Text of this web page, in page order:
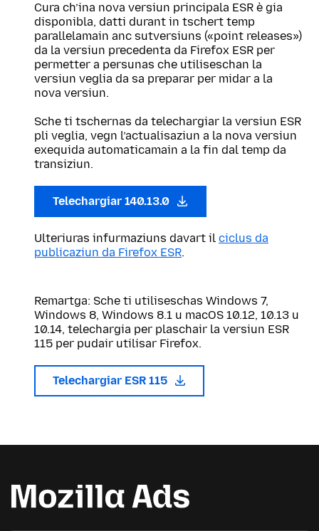
Cura ch’ina nova versiun principala ESR è gia
disponibla, datti durant in tschert temp
parallelamain anc sutversiuns («point releases»)
da la versiun precedenta da Firefox ESR per
permetter a persunas che utiliseschan la
versiun veglia da sa preparar per midar a la
nova versiun.
Sche ti tschernas da telechargiar la versiun ESR
pli veglia, vegn l’actualisaziun a la nova versiun
exequida automaticamain a la fin dal temp da
transiziun.
Telechargiar 140.13.0
Ulteriuras infurmaziuns davart il ciclus da
publicaziun da Firefox ESR.
Remartga: Sche ti utiliseschas Windows 7,
Windows 8, Windows 8.1 u macOS 10.12, 10.13 u
10.14, telechargia per plaschair la versiun ESR
115 per pudair utilisar Firefox.
Telechargiar ESR 115